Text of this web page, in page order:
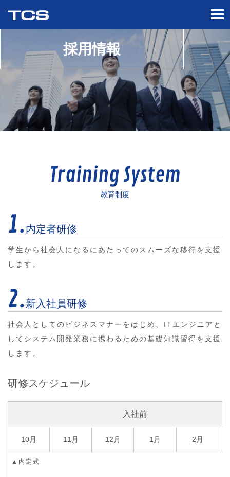
採用情報
Training System
教育制度
1.内定者研修
学生から社会人になるにあたってのスムーズな移行を支援
します。
2.新入社員研修
社会人としてのビジネスマナーをはじめ、ITエンジニアと
してシステム開発業務に携わるための基礎知識習得を支援
します。
研修スケジュール
入社前
10月 11月 12月 1月 2月
▲内定式